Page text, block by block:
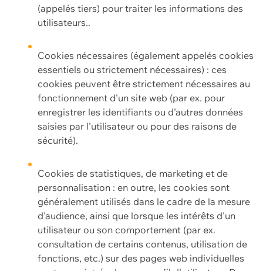
(appelés tiers) pour traiter les informations des
utilisateurs..
Cookies nécessaires (également appelés cookies
essentiels ou strictement nécessaires) : ces
cookies peuvent être strictement nécessaires au
fonctionnement d'un site web (par ex. pour
enregistrer les identifiants ou d'autres données
saisies par l'utilisateur ou pour des raisons de
sécurité).
Cookies de statistiques, de marketing et de
personnalisation : en outre, les cookies sont
généralement utilisés dans le cadre de la mesure
d'audience, ainsi que lorsque les intérêts d'un
utilisateur ou son comportement (par ex.
consultation de certains contenus, utilisation de
fonctions, etc.) sur des pages web individuelles